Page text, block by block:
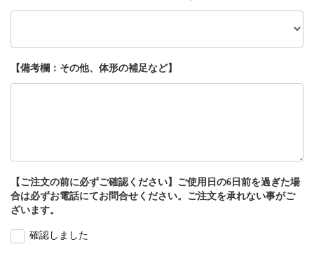
【備考欄：その他、体形の補足など】
【ご注文の前に必ずご確認ください】ご使用日の6日前を過ぎた場
合は必ずお電話にてお問合せください。ご注文を承れない事がご
ざいます。
確認しました